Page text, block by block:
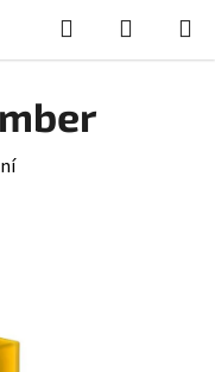
Hledat
KOŠÍK